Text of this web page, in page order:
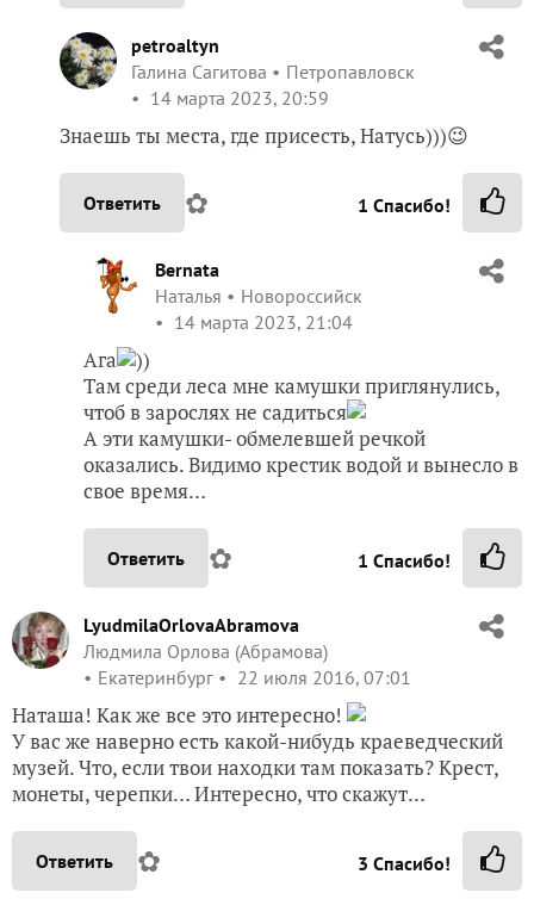
petroaltyn
Галина Сагитова
Петропавловск
14 марта 2023, 20:59
Знаешь ты места, где присесть, Натусь)))😉
Ответить ✿ 1 Спасибо!
Bernata
Наталья
Новороссийск
14 марта 2023, 21:04
Ага
))
Там среди леса мне камушки приглянулись,
чтоб в зарослях не садиться
А эти камушки- обмелевшей речкой
оказались. Видимо крестик водой и вынесло в
свое время…
Ответить ✿ 1 Спасибо!
LyudmilaOrlovaAbramova
Людмила Орлова (Абрамова)
Екатеринбург
22 июля 2016, 07:01
Наташа! Как же все это интересно!
У вас же наверно есть какой-нибудь краеведческий
музей. Что, если твои находки там показать? Крест,
монеты, черепки… Интересно, что скажут…
Ответить ✿ 3 Спасибо!